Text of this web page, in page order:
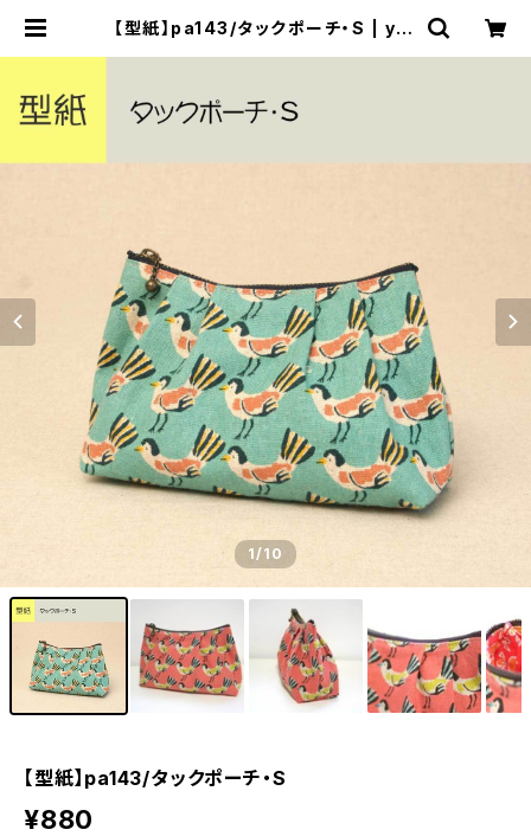
【型紙】pa143/タックポーチ・S | yur
1/10
【型紙】pa143/タックポーチ・S
¥880